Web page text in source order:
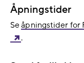
Åpningstider
Seåpningstider for
.